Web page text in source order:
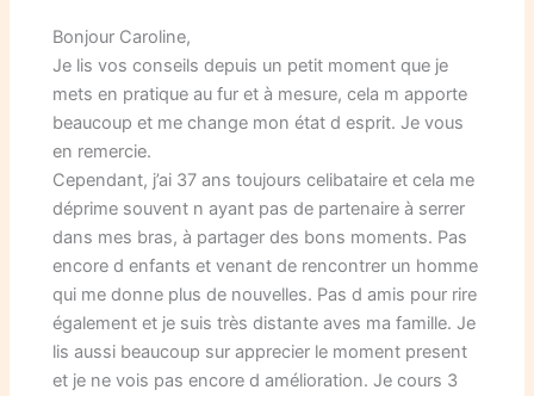
Bonjour Caroline,
Je lis vos conseils depuis un petit moment que je
mets en pratique au fur et à mesure, cela m apporte
beaucoup et me change mon état d esprit. Je vous
en remercie.
Cependant, j’ai 37 ans toujours celibataire et cela me
déprime souvent n ayant pas de partenaire à serrer
dans mes bras, à partager des bons moments. Pas
encore d enfants et venant de rencontrer un homme
qui me donne plus de nouvelles. Pas d amis pour rire
également et je suis très distante aves ma famille. Je
lis aussi beaucoup sur apprecier le moment present
et je ne vois pas encore d amélioration. Je cours 3